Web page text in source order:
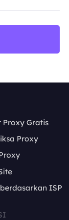
Proxy Gratis
Proxy
ISP